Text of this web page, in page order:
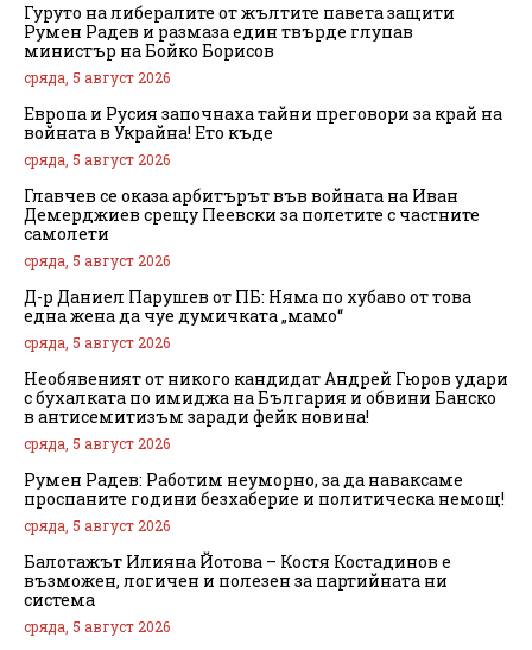
Гуруто на либералите от жълтите павета защити
Румен Радев и размаза един твърде глупав
министър на Бойко Борисов
сряда, 5 август 2026
Европа и Русия започнаха тайни преговори за край на
войната в Украйна! Ето къде
сряда, 5 август 2026
Главчев се оказа арбитърът във войната на Иван
Демерджиев срещу Пеевски за полетите с частните
самолети
сряда, 5 август 2026
Д-р Даниел Парушев от ПБ: Няма по хубаво от това
една жена да чуе думичката „мамо“
сряда, 5 август 2026
Необявеният от никого кандидат Андрей Гюров удари
с бухалката по имиджа на България и обвини Банско
в антисемитизъм заради фейк новина!
сряда, 5 август 2026
Румен Радев: Работим неуморно, за да наваксаме
проспаните години безхаберие и политическа немощ!
сряда, 5 август 2026
Балотажът Илияна Йотова – Костя Костадинов е
възможен, логичен и полезен за партийната ни
система
сряда, 5 август 2026